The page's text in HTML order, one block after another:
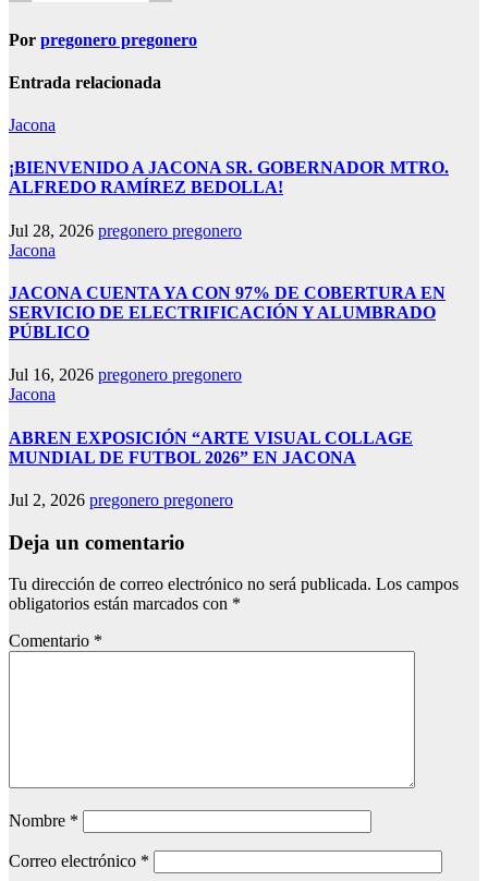
Por pregonero pregonero
Entrada relacionada
Jacona
¡BIENVENIDO A JACONA SR. GOBERNADOR MTRO.
ALFREDO RAMÍREZ BEDOLLA!
Jul 28, 2026 pregonero pregonero
Jacona
JACONA CUENTA YA CON 97% DE COBERTURA EN
SERVICIO DE ELECTRIFICACIÓN Y ALUMBRADO
PÚBLICO
Jul 16, 2026 pregonero pregonero
Jacona
ABREN EXPOSICIÓN “ARTE VISUAL COLLAGE
MUNDIAL DE FUTBOL 2026” EN JACONA
Jul 2, 2026 pregonero pregonero
Deja un comentario
Tu dirección de correo electrónico no será publicada. Los campos
obligatorios están marcados con *
Comentario *
Nombre *
Correo electrónico *